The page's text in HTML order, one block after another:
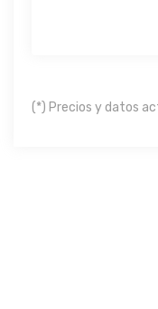
(*) Precios y datos